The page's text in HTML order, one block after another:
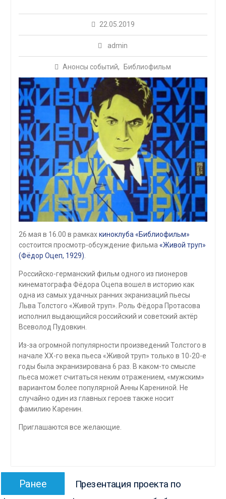
22.05.2019
admin
Анонсы событий, Библиофильм
26 мая в 16.00 в рамкахкиноклуба «Библиофильм»
состоится просмотр-обсуждение фильма «Живой труп»
(Фёдор Оцеп, 1929)
Российско-германский фильм одного из пионеров
кинематографа Фёдора Оцепа вошел в историю как
одна из самых удачных ранних экранизаций пьесы
Льва Толстого «Живой труп». Роль Фёдора Протасова
исполнил выдающийся российский и советский актёр
Всеволод Пудовкин.
Из-за огромной популярности произведений Толстого в
начале XX-го века пьеса «Живой труп» только в 10-20-е
годы была экранизирована 6 раз. В каком-то смысле
пьеса может считаться неким отражением, «мужским»
вариантом более популярной Анны Карениной. Не
случайно один из главных героев также носит
фамилию Каренин.
Приглашаются все желающие.
Навигация
Ранее
запись:
Презентация проекта по